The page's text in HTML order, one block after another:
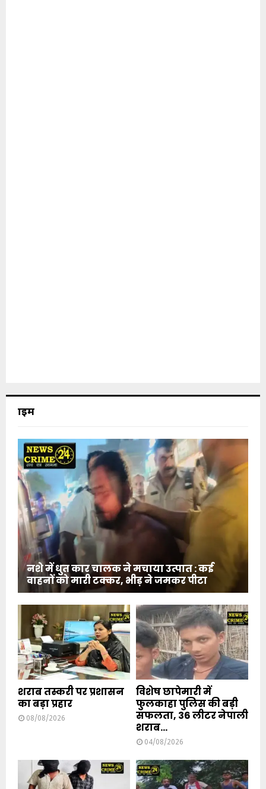
क्राइम
नशे में धुत कार चालक ने मचाया उत्पात : कई
वाहनों को मारी टक्कर, भीड़ ने जमकर पीटा
शराब तस्करी पर प्रशासन
का बड़ा प्रहार
08/08/2026
विशेष छापेमारी में
फुलकाहा पुलिस की बड़ी
सफलता, 36 लीटर नेपाली
शराब...
04/08/2026